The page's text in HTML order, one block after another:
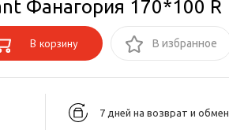
Фанагория 170*100 R
В корзину В избранное
7 дней на возврат и обмен